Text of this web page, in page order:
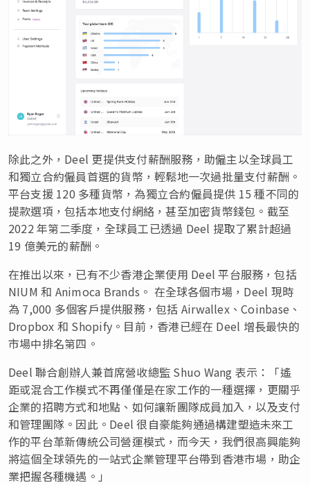
除此之外，Deel 更提供支付薪酬服務，助僱主以全球員工
和獨立合約僱員首選的貨幣，輕鬆地一次過批量支付薪酬。
平台支援 120 多種貨幣，為獨立合約僱員提供 15 種不同的
提款選項，包括本地支付網絡，甚至加密貨幣錢包。截至
2022 年第二季度，全球員工已透過 Deel 提取了累計超過
19 億美元的薪酬。
在推出以來，已有不少香港企業使用 Deel 平台服務，包括
NIUM 和 Animoca Brands。 在全球各個市場，Deel 現時
為 7,000 多個客戶提供服務，包括 Airwallex、Coinbase、
Dropbox 和 Shopify。目前，香港已經在 Deel 增長最快的
市場中排名第四。
Deel 聯合創辦人兼首席營收總監 Shuo Wang 表示：「遙
距或混合工作模式不再僅僅是在家工作的一種選擇，更關乎
企業的招聘方式和地點、如何讓新團隊成員加入，以及支付
和管理團隊。因此。Deel 很自豪能夠通過構建塑造未來工
作的平台革新傳統公司營運模式，而今天，我們很高興能夠
將這個全球領先的一站式企業管理平台帶到香港市場，助企
業把握各種機遇。」